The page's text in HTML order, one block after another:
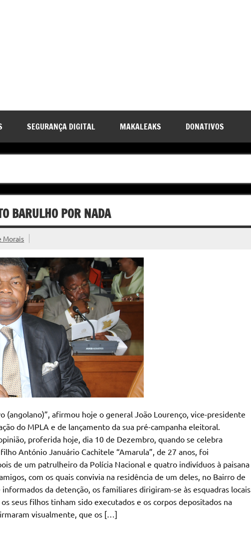
SEGURANÇA DIGITAL MAKALEAKS DONATIVOS
BARULHO POR NADA
Morais
(angolano)”, afirmou hoje o general João Lourenço, vice-presidente
do MPLA e de lançamento da sua pré-campanha eleitoral.
proferida hoje, dia 10 de Dezembro, quando se celebra
António Januário Cachitele “Amarula”, de 27 anos, foi
de um patrulheiro da Polícia Nacional e quatro indivíduos à paisana
com os quais convivia na residência de um deles, no Bairro de
da detenção, os familiares dirigiram-se às esquadras locais
seus filhos tinham sido executados e os corpos depositados na
visualmente, que os […]